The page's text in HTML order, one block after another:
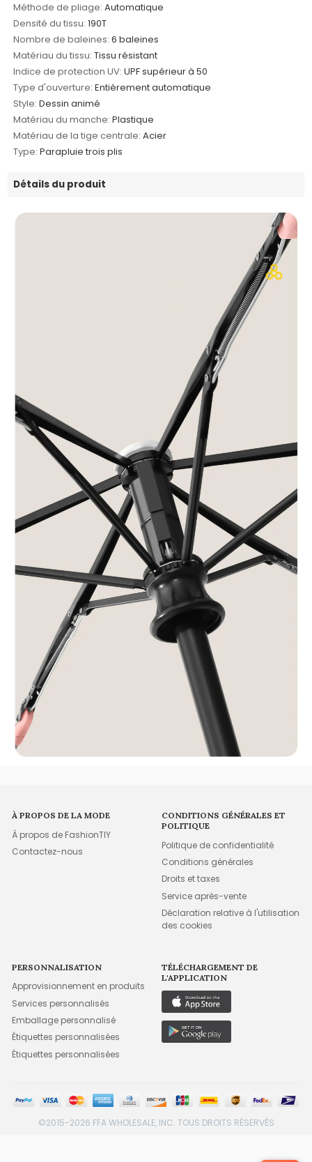
Méthode de pliage: Automatique
Densité du tissu: 190T
Nombre de baleines: 6 baleines
Matériau du tissu: Tissu résistant
Indice de protection UV: UPF supérieur à 50
Type d'ouverture: Entièrement automatique
Style: Dessin animé
Matériau du manche: Plastique
Matériau de la tige centrale: Acier
Type: Parapluie trois plis
Détails du produit
À PROPOS DE LA MODE
À propos de FashionTIY
Contactez-nous
CONDITIONS GÉNÉRALES ET
POLITIQUE
Politique de confidentialité
Conditions générales
Droits et taxes
Service après-vente
Déclaration relative à l'utilisation
des cookies
PERSONNALISATION
Approvisionnement en produits
Services personnalisés
Emballage personnalisé
Étiquettes personnalisées
Étiquettes personnalisées
TÉLÉCHARGEMENT DE
L'APPLICATION
©2015-2026 FFA WHOLESALE, INC. TOUS DROITS RÉSERVÉS